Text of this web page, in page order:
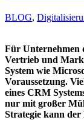
BLOG,
Für Unternehmen
Vertrieb und
System wie
Voraussetzung.
eines CRM
nur mit großer
Strategie kann der